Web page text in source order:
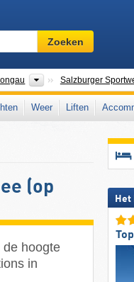
Skigebied,
regio,
…
Zoeken
Gouwen
Salzburger
Weer Liften
(op
de hoogte
in